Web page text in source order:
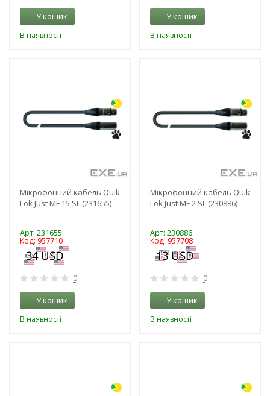
У кошик
В наявності
У кошик
В наявності
Мікрофонний кабель Quik
Lok Just MF 15 SL (231655)
Арт: 231655
Код: 957710
0
У кошик
В наявності
Мікрофонний кабель Quik
Lok Just MF 2 SL (230886)
Арт: 230886
Код: 957708
0
У кошик
В наявності